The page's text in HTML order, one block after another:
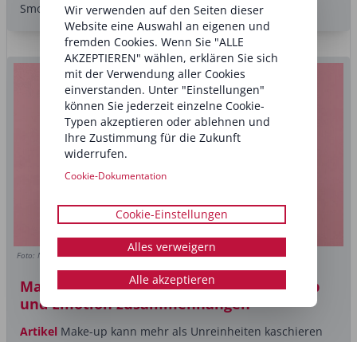
Smokey Eyes sind im...
Foto: New Africa/Shutterstock.com
Make-up als Mood-Booster – wie Make-up
und Emotion zusammenhängen
Artikel Make-up kann mehr als Unreinheiten kaschieren
Wir verwenden auf den Seiten dieser
Website eine Auswahl an eigenen und
fremden Cookies. Wenn Sie "ALLE
AKZEPTIEREN" wählen, erklären Sie sich
mit der Verwendung aller Cookies
einverstanden. Unter "Einstellungen"
können Sie jederzeit einzelne Cookie-
Typen akzeptieren oder ablehnen und
Ihre Zustimmung für die Zukunft
widerrufen.
Cookie-Dokumentation
Cookie-Einstellungen
Alles verweigern
Alle akzeptieren